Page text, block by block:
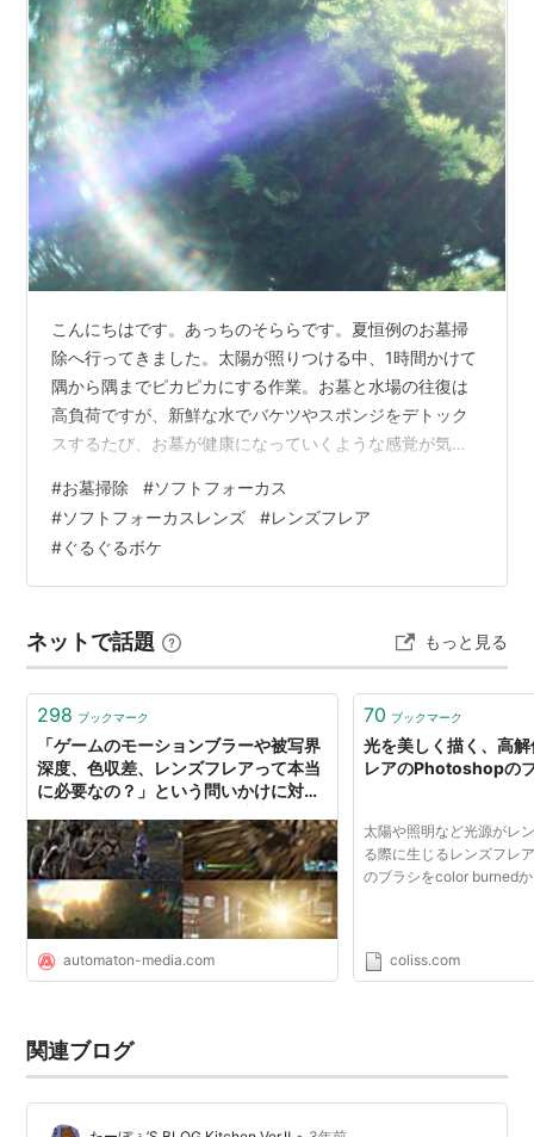
こんにちはです。あっちのそららです。夏恒例のお墓掃
除へ行ってきました。太陽が照りつける中、1時間かけて
隅から隅までピカピカにする作業。お墓と水場の往復は
高負荷ですが、新鮮な水でバケツやスポンジをデトック
スするたび、お墓が健康になっていくような感覚が気持
もあったので、合間での休憩を心がけて。 億劫な肉体労
働ではない。季節限定イベントである。 ランキング参加
中写真・カメラ
#お墓掃除 #ソフトフォーカス
#ソフトフォーカスレンズ #レンズフレア
#ぐるぐるボケ
ネットで話題 もっと見る
298 ブックマーク
「ゲームのモーションブラーや被写界
深度、色収差、レンズフレアって本当
に必要なの？」という問いかけに対し
らす効果とは - AUTOMATON
automaton-media.com
70 ブックマーク
光を美しく描く、高
レアのPhotoshopの
太陽や照明など光源がレ
る際に生じるレンズフレ
のブラシをcolor burned
coliss.com
関連ブログ